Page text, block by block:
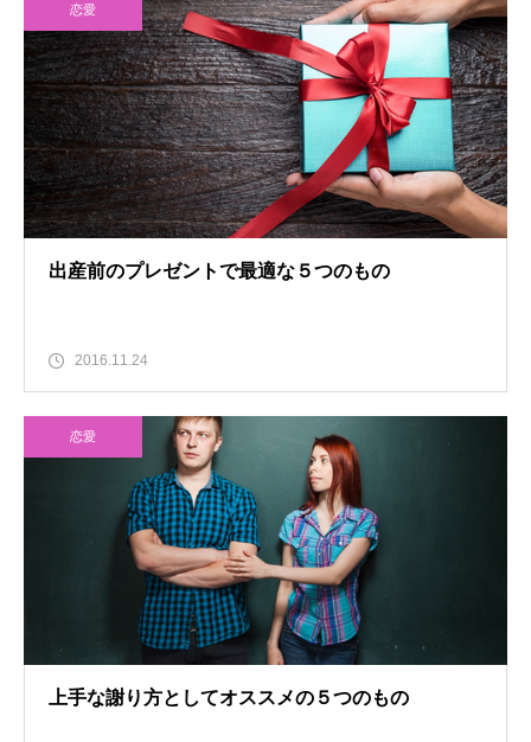
恋愛
出産前のプレゼントで最適な５つのもの
2016.11.24
恋愛
上手な謝り方としてオススメの５つのもの